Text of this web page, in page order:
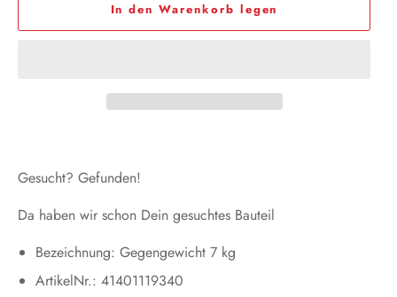
In den Warenkorb legen
Gesucht? Gefunden!
Da haben wir schon Dein gesuchtes Bauteil
Bezeichnung: Gegengewicht 7 kg
ArtikelNr.: 41401119340